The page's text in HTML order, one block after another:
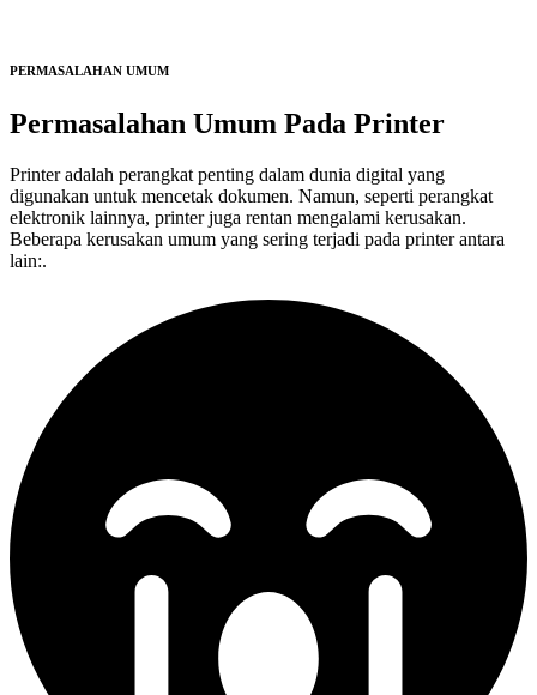
PERMASALAHAN UMUM
Permasalahan Umum Pada Printer
Printer adalah perangkat penting dalam dunia digital yang
digunakan untuk mencetak dokumen. Namun, seperti perangkat
elektronik lainnya, printer juga rentan mengalami kerusakan.
Beberapa kerusakan umum yang sering terjadi pada printer antara
lain:.